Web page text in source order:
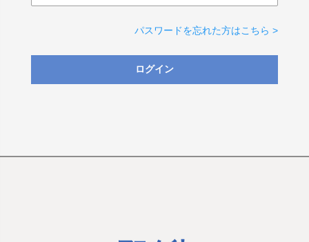
パスワードを忘れた方はこちら >
ログイン